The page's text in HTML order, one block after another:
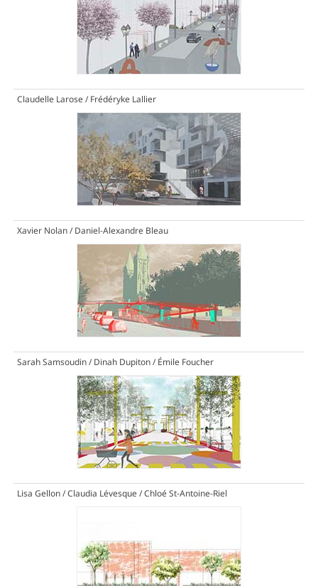
Claudelle Larose / Frédéryke Lallier
Xavier Nolan / Daniel-Alexandre Bleau
Sarah Samsoudin / Dinah Dupiton / Émile Foucher
Lisa Gellon / Claudia Lévesque / Chloé St-Antoine-Riel